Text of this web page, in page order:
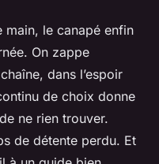
main, le canapé enfin
On zappe
dans l’espoir
de choix donne
ne rien trouver.
de détente perdu. Et